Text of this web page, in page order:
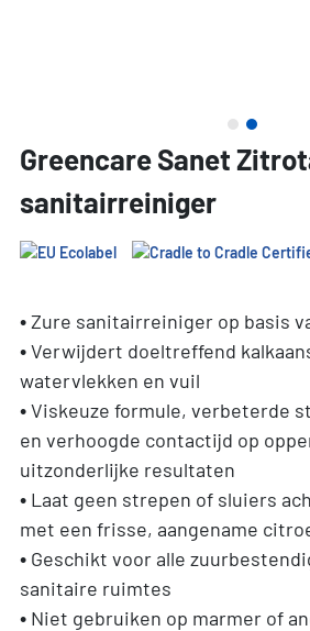
Greencare Sanet
sanitairreiniger
• Zure sanitairreiniger op basis
• Verwijdert doeltreffend
watervlekken en vuil
• Viskeuze formule, verbeterde
en verhoogde contactijd op
uitzonderlijke resultaten
• Laat geen strepen of sluiers
met een frisse, aangename
• Geschikt voor alle
sanitaire ruimtes
• Niet gebruiken op marmer of